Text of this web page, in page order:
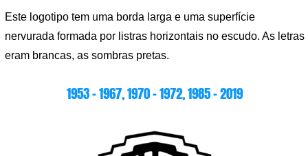
Este logotipo tem uma borda larga e uma superfície
nervurada formada por listras horizontais no escudo. As letras
eram brancas, as sombras pretas.
1953 – 1967, 1970 – 1972, 1985 – 2019